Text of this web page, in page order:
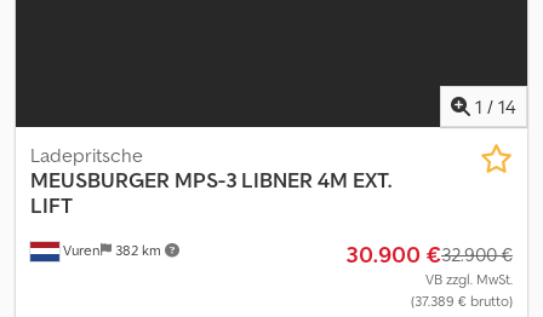
1 / 14
Vuren 382 km
Ladepritsche
MEUSBURGER MPS-3 LIBNER 4M EXT.
LIFT
30.900 €32.900 €
VB zzgl. MwSt.
(37.389 € brutto)